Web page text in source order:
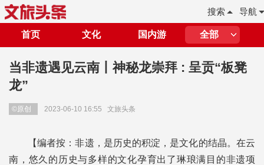
导航
搜索
首页 文化 国内游 全部
当非遗遇见云南丨神秘龙崇拜 : 呈贡“板凳
龙”
©原创 2023-06-10 16:55 文旅头条
【编者按：非遗，是历史的积淀，是文化的结晶。在云
南，悠久的历史与多样的文化孕育出了琳琅满目的非遗项